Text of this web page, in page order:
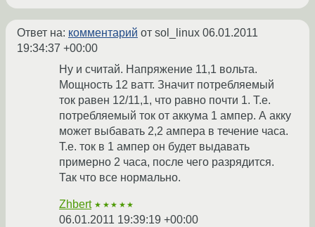
Ответ на: комментарий от sol_linux 06.01.2011
19:34:37 +00:00
Ну и считай. Напряжение 11,1 вольта.
Мощность 12 ватт. Значит потребляемый
ток равен 12/11,1, что равно почти 1. Т.е.
потребляемый ток от аккума 1 ампер. А акку
может выбавать 2,2 ампера в течение часа.
Т.е. ток в 1 ампер он будет выдавать
примерно 2 часа, после чего разрядится.
Так что все нормально.
Zhbert ★★★★★
06.01.2011 19:39:19 +00:00